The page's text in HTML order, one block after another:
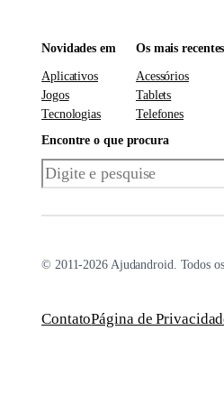
Novidades em
Aplicativos
Jogos
Tecnologias
Os mais recentes
Acessórios
Tablets
Telefones
Encontre o que procura
Pesquisar
© 2011-2026 Ajudandroid. Todos
ContatoPágina de